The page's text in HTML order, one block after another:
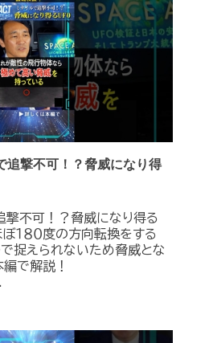
追撃不可！？脅威になり得
撃不可！？脅威になり得る
１８０度の方向転換をする
捉えられないため脅威とな
で解説！